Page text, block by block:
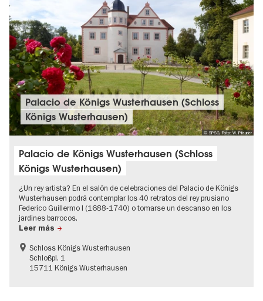
© SPSG, Foto: W. Pfauder
Palacio de Königs Wusterhausen (Schloss
Königs Wusterhausen)
Palacio de Königs Wusterhausen (Schloss
Königs Wusterhausen)
¿Un rey artista? En el salón de celebraciones del Palacio de Königs
Wusterhausen podrá contemplar los 40 retratos del rey prusiano
Federico Guillermo I (1688-1740) o tomarse un descanso en los
jardines barrocos.
Leer más
Schloss Königs Wusterhausen
Schloßpl. 1
15711 Königs Wusterhausen